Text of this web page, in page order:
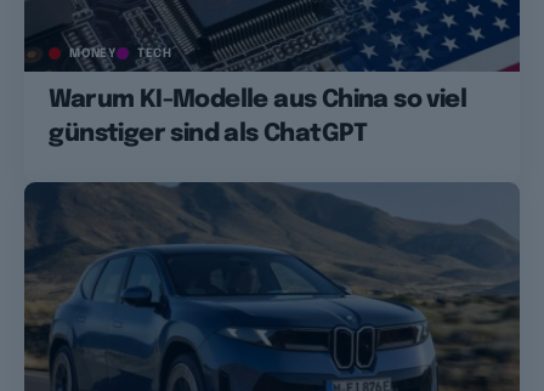
MONEY TECH
Warum KI-Modelle aus China so viel
günstiger sind als ChatGPT